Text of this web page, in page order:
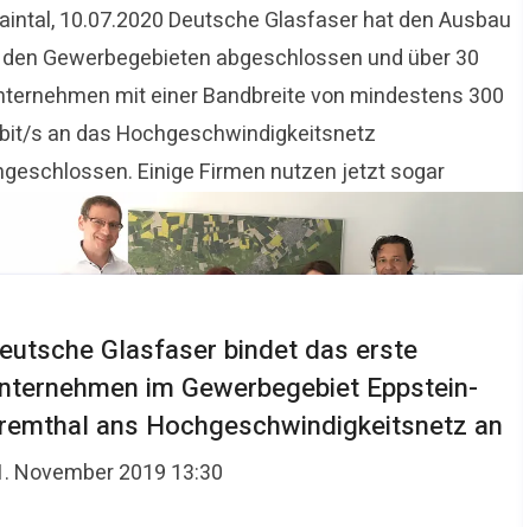
10.07.2020 Deutsche Glasfaser hat den Ausbau
Gewerbegebieten abgeschlossen und über 30
mit einer Bandbreite von mindestens 300
s an das Hochgeschwindigkeitsnetz
Einige Firmen nutzen jetzt sogar
Glasfaser bindet das erste
im Gewerbegebiet Eppstein-
ans Hochgeschwindigkeitsnetz an
November 2019 13:30